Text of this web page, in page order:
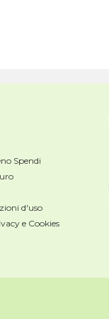
Spendi
d'uso
e Cookies